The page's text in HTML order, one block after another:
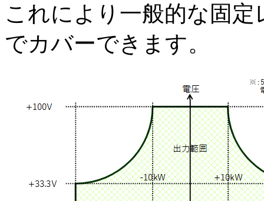
これにより一般的な固
でカバーできます。